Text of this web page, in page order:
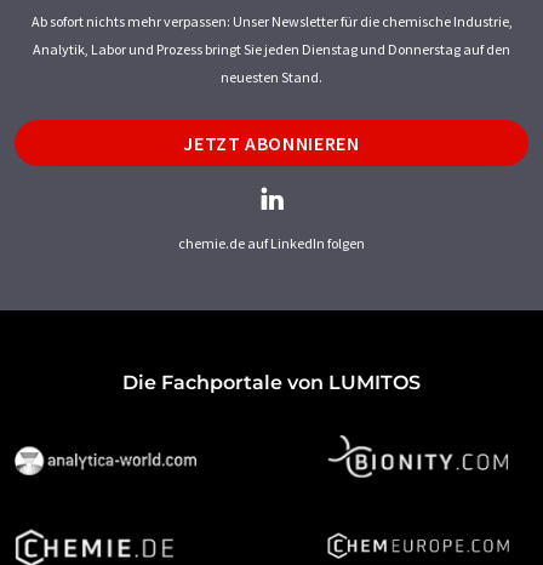
Ab sofort nichts mehr verpassen: Unser Newsletter für die chemische Industrie,
Analytik, Labor und Prozess bringt Sie jeden Dienstag und Donnerstag auf den
neuesten Stand.
JETZT ABONNIEREN
chemie.de auf LinkedIn folgen
Die Fachportale von LUMITOS